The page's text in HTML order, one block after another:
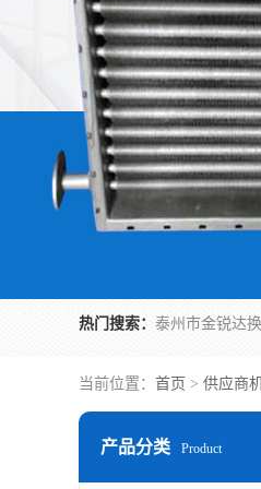
热门搜索：
当前位置： 首页 > 供应商
产品分类 Product